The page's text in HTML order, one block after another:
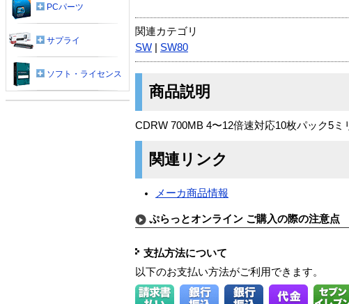
関連カテゴリ
SW
SW80
商品説明
CDRW 700MB 4〜12倍速対応10枚パック5
関連リンク
メーカ商品情報
ぷらっとオンライン ご購入の際の注意点
支払方法について
以下のお支払い方法がご利用できます。
PCパーツ
サプライ
ソフト・ライセンス